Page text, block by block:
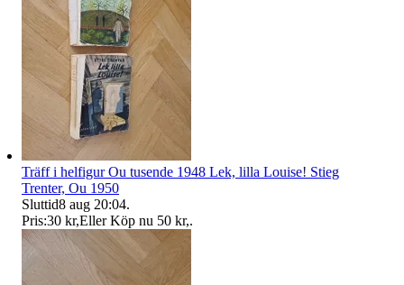
Träff i helfigur Ou tusende 1948 Lek, lilla Louise! Stieg
Trenter, Ou 1950
Sluttid8 aug 20:04.
Pris:30 kr,Eller Köp nu 50 kr,.